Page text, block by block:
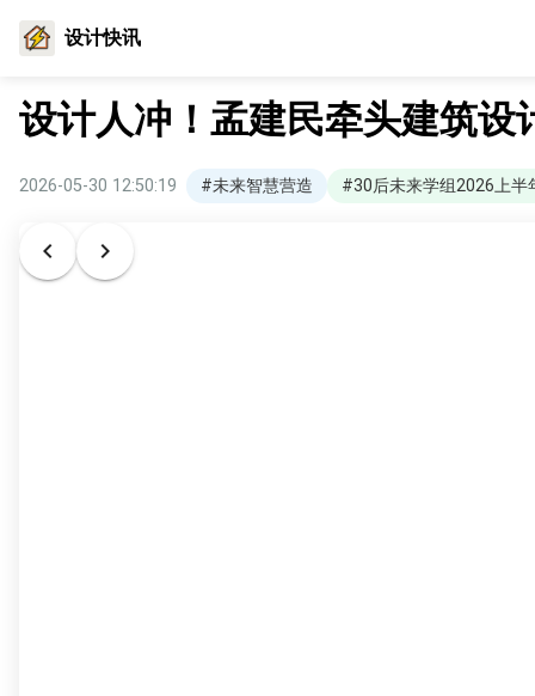
设计快讯
设计人冲！孟建民牵头建筑设
2026-05-30 12:50:19 #未来智慧营造 #30后未来学组2026上半